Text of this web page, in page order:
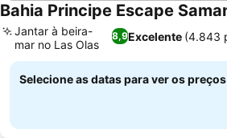
Bahia Principe Escape
8,9Excelente (4.843
Jantar à beira-
mar no Las Olas
Selecione as datas para ver os